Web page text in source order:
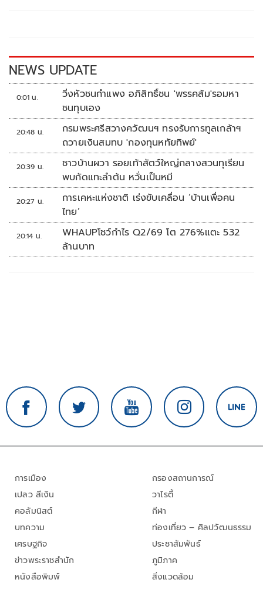
k k
NEWS UPDATE
0:01 น.
วิ่งหัวชนกำแพง อภิสิทธิ์ชน 'พรรคส้ม'รอมหา
ชนทุบเอง
20:48 น.
กรมพระศรีสวางควัฒนฯ ทรงรับการทูลเกล้าฯ
ถวายเงินสมทบ 'กองทุนหทัยทิพย์'
20:39 น.
ชาวบ้านผวา รอยเท้าสัตว์ใหญ่กลางสวนทุเรียน
พบกัดแทะลำต้น หวั่นเป็นหมี
20:27 น.
การเคหะแห่งชาติ เร่งขับเคลื่อน ‘บ้านเพื่อคน
ไทย’
20:14 น.
WHAUPโชว์กำไร Q2/69 โต 276%แตะ 532
ล้านบาท
การเมือง
เปลว สีเงิน
คอลัมนิสต์
บทความ
เศรษฐกิจ
ข่าวพระราชสำนัก
หนังสือพิมพ์
กรองสถานการณ์
วาไรตี้
กีฬา
ท่องเที่ยว – ศิลปวัฒนธรรม
ประชาสัมพันธ์
ภูมิภาค
สิ่งแวดล้อม